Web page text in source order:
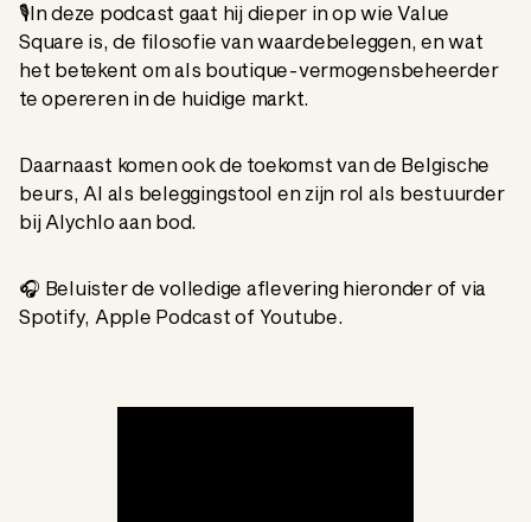
🎙In deze podcast gaat hij dieper in op wie Value
Square is, de filosofie van waardebeleggen, en wat
het betekent om als boutique-vermogensbeheerder
te opereren in de huidige markt.
Daarnaast komen ook de toekomst van de Belgische
beurs, AI als beleggingstool en zijn rol als bestuurder
bij Alychlo aan bod.
🎧 Beluister de volledige aflevering hieronder of via
Spotify, Apple Podcast of Youtube.